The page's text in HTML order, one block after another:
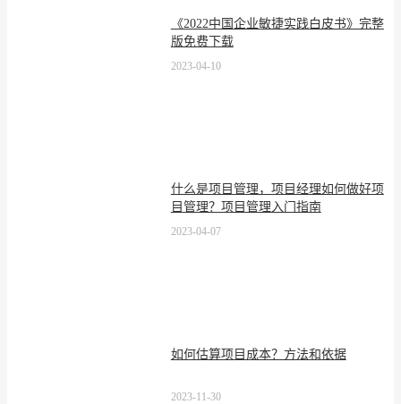
《2022中国企业敏捷实践白皮书》完整
版免费下载
2023-04-10
什么是项目管理，项目经理如何做好项
目管理？项目管理入门指南
2023-04-07
如何估算项目成本？方法和依据
2023-11-30